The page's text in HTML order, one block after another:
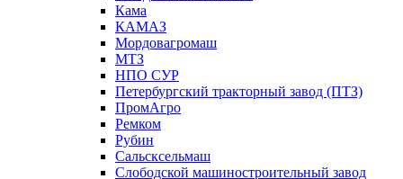
Кама
КАМАЗ
Мордовагромаш
МТЗ
НПО СУР
Петербургский тракторный завод (ПТЗ)
ПромАгро
Ремком
Рубин
Сальскcельмаш
Слободской машиностроительный завод